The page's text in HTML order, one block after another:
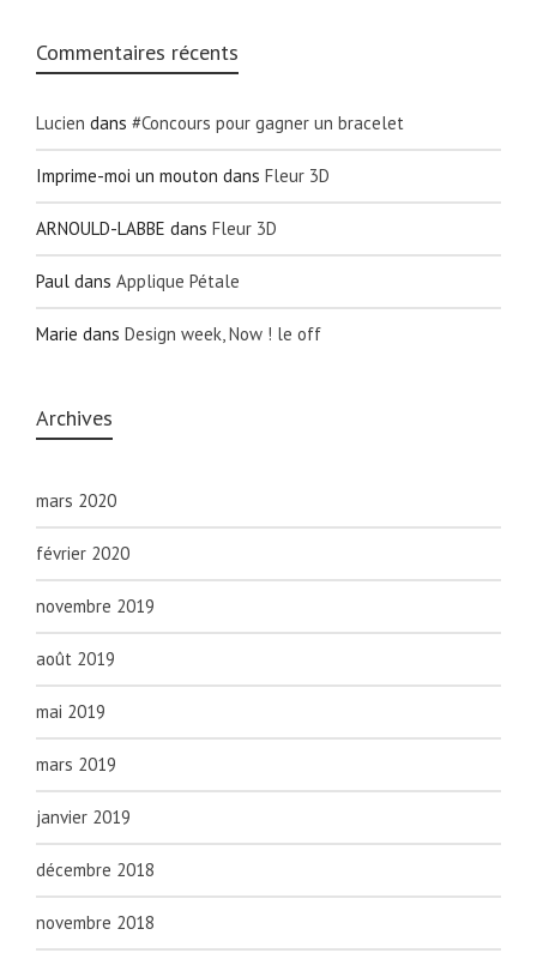
Commentaires récents
Lucien dans #Concours pour gagner un bracelet
Imprime-moi un mouton dans Fleur 3D
ARNOULD-LABBE dans Fleur 3D
Paul dans Applique Pétale
Marie dans Design week, Now ! le off
Archives
mars 2020
février 2020
novembre 2019
août 2019
mai 2019
mars 2019
janvier 2019
décembre 2018
novembre 2018